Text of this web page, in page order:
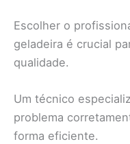
Escolher o
geladeira é crucial
qualidade.
Um técnico
problema
forma eficiente.